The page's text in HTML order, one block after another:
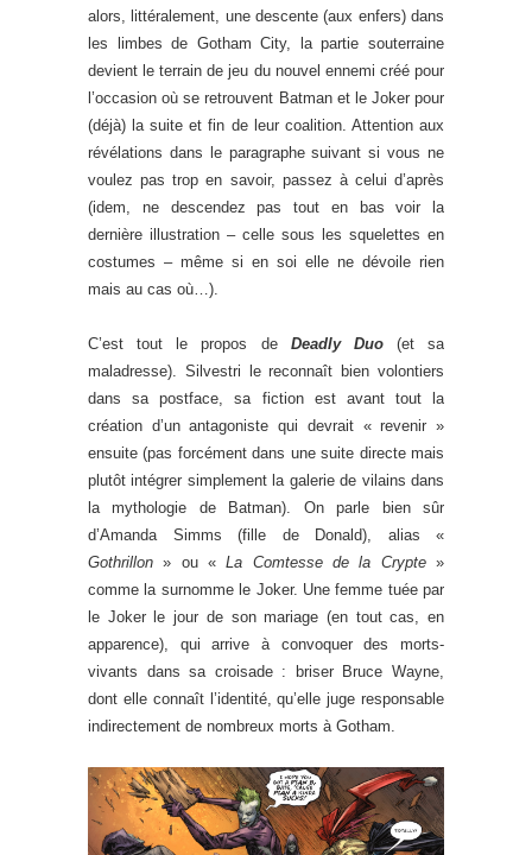
alors, littéralement, une descente (aux enfers) dans
les limbes de Gotham City, la partie souterraine
devient le terrain de jeu du nouvel ennemi créé pour
l’occasion où se retrouvent Batman et le Joker pour
(déjà) la suite et fin de leur coalition. Attention aux
révélations dans le paragraphe suivant si vous ne
voulez pas trop en savoir, passez à celui d’après
(idem, ne descendez pas tout en bas voir la
dernière illustration – celle sous les squelettes en
costumes – même si en soi elle ne dévoile rien
mais au cas où…).
C’est tout le propos de Deadly Duo(et sa
maladresse). Silvestri le reconnaît bien volontiers
dans sa postface, sa fiction est avant tout la
création d’un antagoniste qui devrait « revenir »
ensuite (pas forcément dans une suite directe mais
plutôt intégrer simplement la galerie de vilains dans
la mythologie de Batman). On parle bien sûr
d’Amanda Simms (fille de Donald), alias «
Gothrillon » ou «La Comtesse de la Crypte»
comme la surnomme le Joker. Une femme tuée par
le Joker le jour de son mariage (en tout cas, en
apparence), qui arrive à convoquer des morts-
vivants dans sa croisade : briser Bruce Wayne,
dont elle connaît l’identité, qu’elle juge responsable
indirectement de nombreux morts à Gotham.